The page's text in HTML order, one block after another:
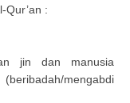
Qur’an :
jin dan manusia
mengabdi